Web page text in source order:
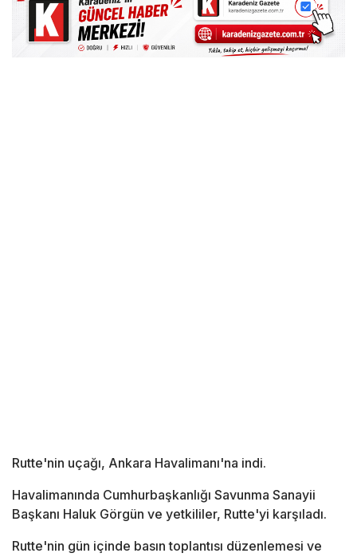
Rutte'nin uçağı, Ankara Havalimanı'na indi.
Havalimanında Cumhurbaşkanlığı Savunma Sanayii
Başkanı Haluk Görgün ve yetkililer, Rutte'yi karşıladı.
Rutte'nin gün içinde basın toplantısı düzenlemesi ve